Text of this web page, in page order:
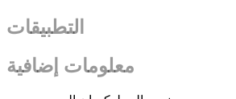
التطبيقات
معلومات إضافية